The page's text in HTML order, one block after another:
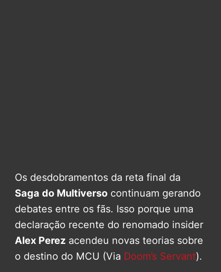
Os desdobramentos da reta final da
Saga do Multiverso continuam gerando
debates entre os fãs. Isso porque uma
declaração recente do renomado insider
Alex Perez acendeu novas teorias sobre
o destino do MCU (Via Doom’s Servant).